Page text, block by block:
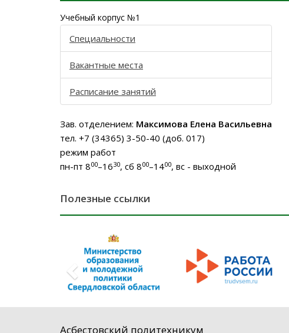
Учебный корпус №1
Специальности
Вакантные места
Расписание занятий
Зав. отделением: Максимова Елена Васильевна
тел. +7 (34365) 3-50-40 (доб. 017)
режим работ
пн-пт 800–1630, сб 800–1400, вс - выходной
Полезные ссылки
Асбестовский политехникум